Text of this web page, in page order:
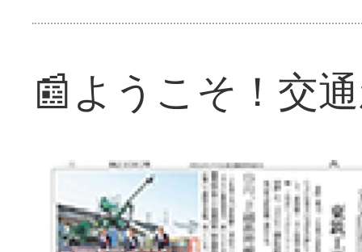
📰ようこそ！交